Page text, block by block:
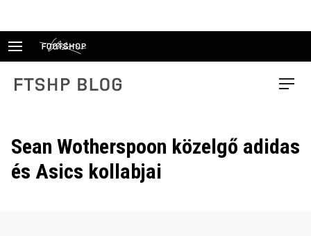
FTSHP blog Menu
Sean Wotherspoon közelgő adidas
és Asics kollabjai